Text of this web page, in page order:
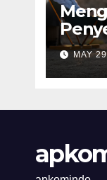
MAY